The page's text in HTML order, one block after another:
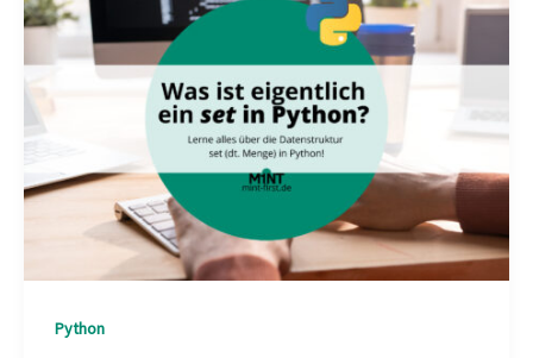
Python